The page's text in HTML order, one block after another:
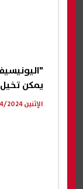
يمكن
الإثنين 08/04/2024 10:39 ص